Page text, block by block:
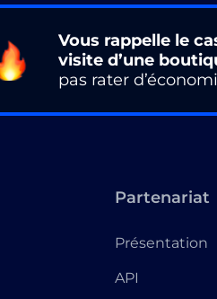
Vous rappelle le
visite d’une
pas rater
Partenariat
Présentation
API